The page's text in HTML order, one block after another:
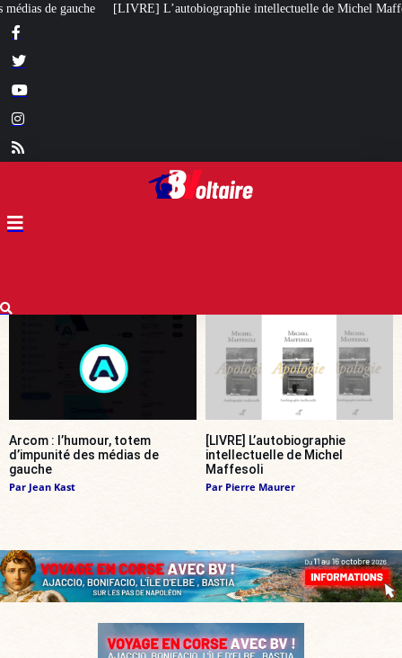
intellectuelle de Michel Maffesoli Pour regagner son
Arcom : l’humour, totem
d’impunité des médias de
gauche
Par Jean Kast
[LIVRE] L’autobiographie
intellectuelle de Michel
Maffesoli
Par Pierre Maurer